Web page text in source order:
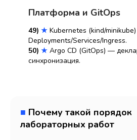
Платформа и GitOps
49) ★ Kubernetes (kind/
Deployments/Services/Ingress.
50) ★ Argo CD (GitOps) —
синхронизация.
■ Почему такой порядок
лабораторных работ